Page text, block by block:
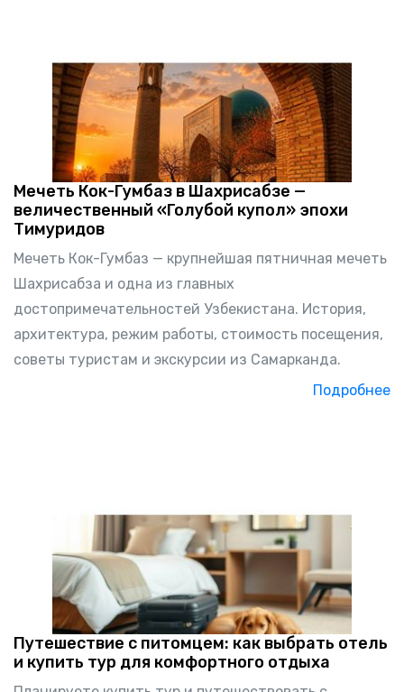
Мечеть Кок-Гумбаз в Шахрисабзе —
величественный «Голубой купол» эпохи
Тимуридов
Мечеть Кок-Гумбаз — крупнейшая пятничная мечеть
Шахрисабза и одна из главных
достопримечательностей Узбекистана. История,
архитектура, режим работы, стоимость посещения,
советы туристам и экскурсии из Самарканда.
Подробнее
Путешествие с питомцем: как выбрать отель
и купить тур для комфортного отдыха